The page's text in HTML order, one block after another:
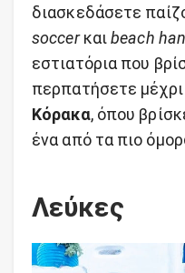
διασκεδάσετε
soccerκαιbeach
εστιατόρια που
περπατήσετε
Κόρακα, όπου
ένα από τα πιο
Λεύκες